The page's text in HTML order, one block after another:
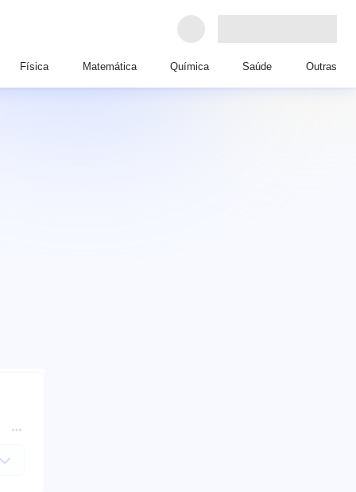
Física Matemática Química Saúde Outras